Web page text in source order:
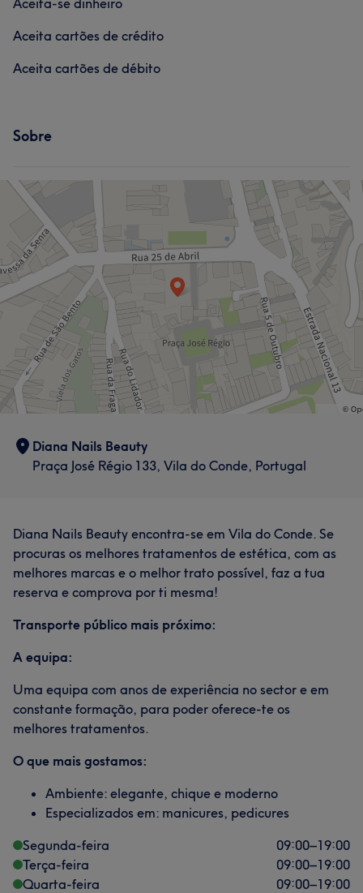
Aceita-se dinheiro
Aceita cartões de crédito
Aceita cartões de débito
Sobre
Diana Nails Beauty
Praça José Régio 133, Vila do Conde, Portugal
Diana Nails Beauty encontra-se em Vila do Conde. Se
procuras os melhores tratamentos de estética, com as
melhores marcas e o melhor trato possível, faz a tua
reserva e comprova por ti mesma!
Transporte público mais próximo:
A equipa:
Uma equipa com anos de experiência no sector e em
constante formação, para poder oferece-te os
melhores tratamentos.
O que mais gostamos:
Ambiente: elegante, chique e moderno
Especializados em: manicures, pedicures
Segunda-feira
09:00–19:00
Terça-feira
09:00–19:00
Quarta-feira
09:00–19:00